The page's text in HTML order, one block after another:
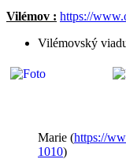
Vilémov : https://
Vilémovský
Marie (https://
1010)